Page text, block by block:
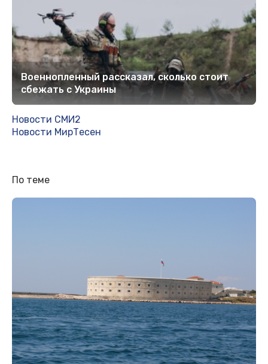
Военнопленный рассказал, сколько стоит
сбежать с Украины
Новости СМИ2
Новости МирТесен
По теме